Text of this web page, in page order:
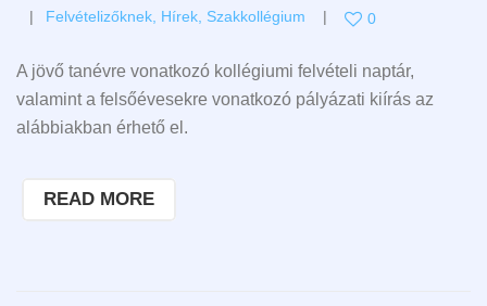
Felvételizőknek Hírek Szakkollégium 0
A jövő tanévre vonatkozó kollégiumi felvételi naptár,
valamint a felsőévesekre vonatkozó pályázati kiírás az
alábbiakban érhető el.
READ MORE